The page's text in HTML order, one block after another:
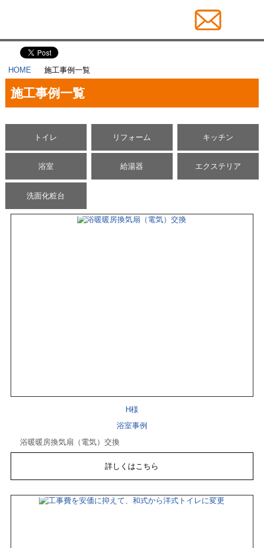
HOME 施工事例一覧
施工事例一覧
トイレ リフォーム キッチン
浴室 給湯器 エクステリア
洗面化粧台
H様
浴室事例
浴暖暖房換気扇（電気）交換
詳しくはこちら